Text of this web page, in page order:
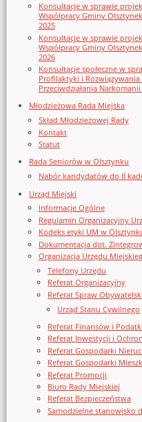
Konsultacje w sprawie
Współpracy Gminy
2025
Konsultacje w sprawie
Współpracy Gminy
2026
Konsultacje społeczne w
Profilaktyki i
Przeciwdziałania
Młodzieżowa Rada Miejska
Skład Młodzieżowej Rady
Kontakt
Statut
Rada Seniorów w Olsztynku
Nabór kandydatów do II
Urząd Miejski
Informacje Ogólne
Regulamin Organizacyjny
Kodeks etyki UM w
Dokumentacja dot.
Organizacja Urzędu
Telefony Urzędu
Referat Organizacyjny
Referat Spraw
Urząd Stanu Cywilnego
Referat Finansów i
Referat Inwestycji i
Referat Gospodarki
Referat Gospodarki
Referat Promocji
Biuro Rady Miejskiej
Referat Bezpieczeństwa
Samodzielne stanowisko